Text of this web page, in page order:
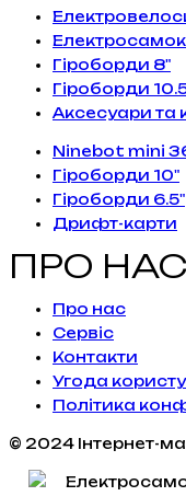
Гіроборди 8"
Гіроборди
Аксесуари та
Ninebot mini
Гіроборди 10"
Гіроборди 6.5"
Дрифт-карти
ПРО НАС
Про нас
Сервiс
Контакти
Угода
Політика
© 2024 Інтернет-